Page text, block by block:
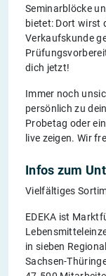
Seminarblöcke
bietet: Dort wirst
Verkaufskunde
dich jetzt!
Immer noch
persönlich zu
Probetag oder
live zeigen. Wir
Infos zum
Vielfältiges
EDEKA ist
in sieben
Sachsen-